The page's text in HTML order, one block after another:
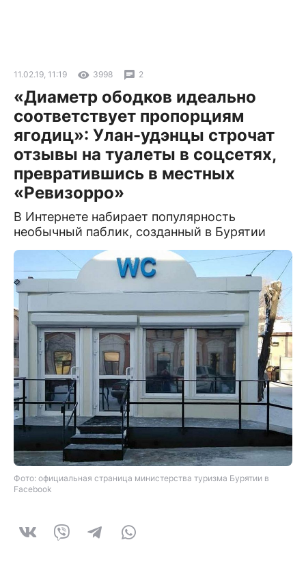
11.02.19, 11:19 3998 2
«Диаметр ободков идеально
соответствует пропорциям
ягодиц»: Улан-удэнцы строчат
отзывы на туалеты в соцсетях,
превратившись в местных
«Ревизорро»
В Интернете набирает популярность
необычный паблик, созданный в Бурятии
Фото: официальная страница министерства туризма Бурятии в
Facebook